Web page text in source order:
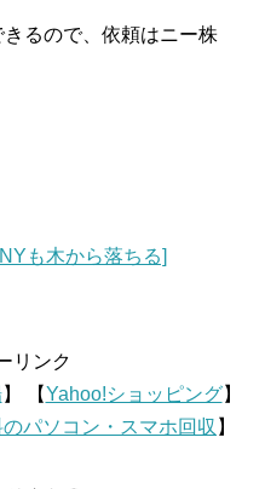
るので、依頼はニー株
も木から落ちる]
リンク
】 【Yahoo!ショッピング】
パソコン・スマホ回収 】